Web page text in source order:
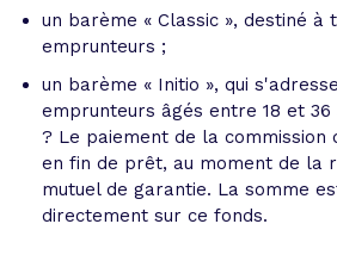
un barème « Classic », destiné à
emprunteurs ;
un barème « Initio », qui
emprunteurs âgés entre 18 et
? Le paiement de la commission
en fin de prêt, au moment de la
mutuel de garantie. La somme
directement sur ce fonds.